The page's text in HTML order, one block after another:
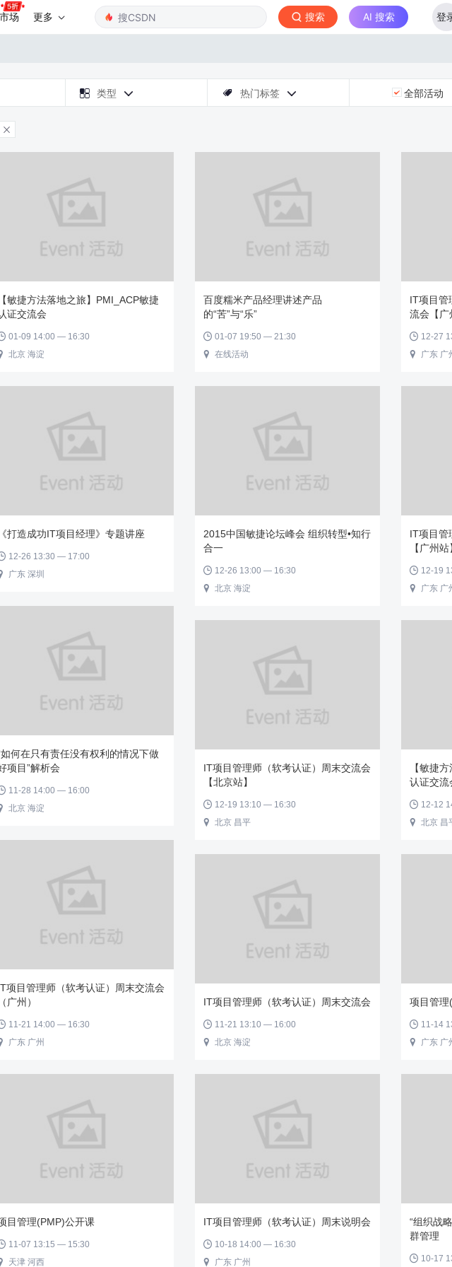
场 更多 搜索 AI 搜索 登
 类型   热门标签  全部活动

【敏捷方法落地之旅】PMI_ACP敏捷
证交流会
01-09 14:00 — 16:30
北京 海淀
百度糯米产品经理讲述产品
的“苦”与“乐”
 01-07 19:50 — 21:30
 在线活动
IT项目管
流会【广
 12-27
 广东 广
《打造成功IT项目经理》专题讲座
12-26 13:30 — 17:00
广东 深圳
2015中国敏捷论坛峰会 组织转型•知行
合一
 12-26 13:00 — 16:30
 北京 海淀
IT项目管
【广州站
 12-19
 广东 广
如何在只有责任没有权利的情况下做
项目”解析会
11-28 14:00 — 16:00
北京 海淀
IT项目管理师（软考认证）周末交流会
【北京站】
 12-19 13:10 — 16:30
 北京 昌平
【敏捷
认证交流
 12-12
 北京 昌
项目管理师（软考认证）周末交流会
（广州）
11-21 14:00 — 16:30
广东 广州
IT项目管理师（软考认证）周末交流会
 11-21 13:10 — 16:00
 北京 海淀
项目管理
 11-14
 广东 广
目管理(PMP)公开课
11-07 13:15 — 15:30
天津 河西
IT项目管理师（软考认证）周末说明会
 10-18 14:00 — 16:30
 广东 广州
“组织战
群管理
 10-17